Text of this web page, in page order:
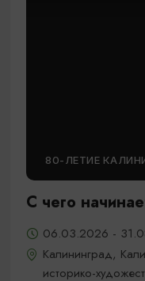
80-ЛЕТИЕ
С чего
06.03.2026 -
Калининград,
историко-